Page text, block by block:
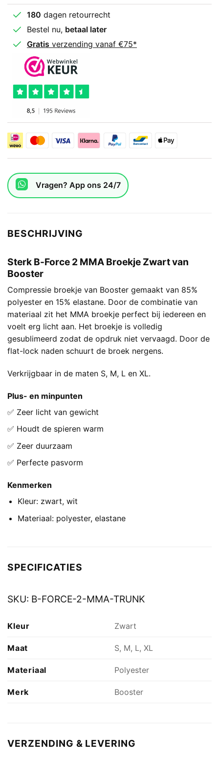
180 dagen retourrecht
Bestel nu, betaal later
Gratis verzending vanaf €75*
Vragen? App ons 24/7
BESCHRIJVING
Sterk B-Force 2 MMA Broekje Zwart van
Booster
Compressie broekje van Booster gemaakt van 85%
polyester en 15% elastane. Door de combinatie van
materiaal zit het MMA broekje perfect bij iedereen en
voelt erg licht aan. Het broekje is volledig
gesublimeerd zodat de opdruk niet vervaagd. Door de
flat-lock naden schuurt de broek nergens.
Verkrijgbaar in de maten S, M, L en XL.
Plus- en minpunten
✅ Zeer licht van gewicht
✅ Houdt de spieren warm
✅ Zeer duurzaam
✅ Perfecte pasvorm
Kenmerken
Kleur: zwart, wit
Materiaal: polyester, elastane
SPECIFICATIES
SKU: B-FORCE-2-MMA-TRUNK
Kleur Zwart
Maat S, M, L, XL
Materiaal Polyester
Merk Booster
VERZENDING & LEVERING